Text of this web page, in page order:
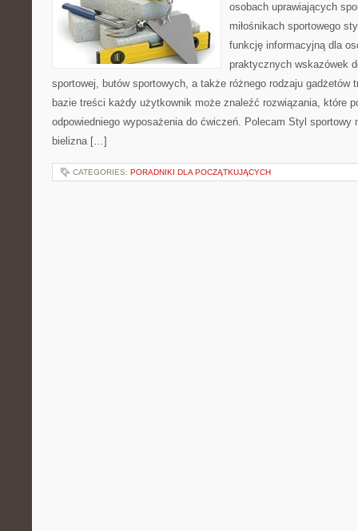
osobach uprawiających
miłośnikach sportowego
funkcję informacyjną dla
praktycznych wskazówek
sportowej, butów sportowych, a także różnego rodzaju gadżetów
bazie treści każdy użytkownik może znaleźć rozwiązania, które
odpowiedniego wyposażenia do ćwiczeń. Polecam Styl sportowy
bielizna […]
CATEGORIES: PORADNIKI DLA POCZĄTKUJĄCYCH